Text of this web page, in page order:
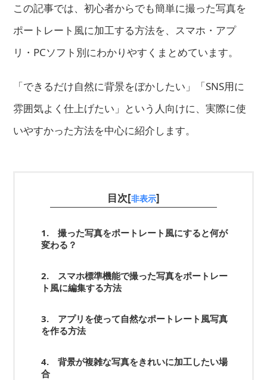
この記事では、初心者からでも簡単に撮った写真を
ポートレート風に加工する方法を、スマホ・アプ
リ・PCソフト別にわかりやすくまとめています。
「できるだけ自然に背景をぼかしたい」「SNS用に
雰囲気よく仕上げたい」という人向けに、実際に使
いやすかった方法を中心に紹介します。
目次[非表示]
1. 撮った写真をポートレート風にすると何が
変わる？
2. スマホ標準機能で撮った写真をポートレー
ト風に編集する方法
3. アプリを使って自然なポートレート風写真
を作る方法
4. 背景が複雑な写真をきれいに加工したい場
合